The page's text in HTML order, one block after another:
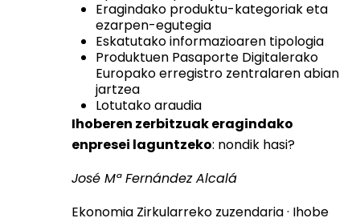
Eragindako produktu-kategoriak eta
ezarpen-egutegia
Eskatutako informazioaren tipologia
Produktuen Pasaporte Digitalerako
Europako erregistro zentralaren abian
jartzea
Lotutako araudia
Ihoberen zerbitzuak eragindako
enpresei laguntzeko: nondik hasi?
José Mª Fernández Alcalá
Ekonomia Zirkularreko zuzendaria · Ihobe